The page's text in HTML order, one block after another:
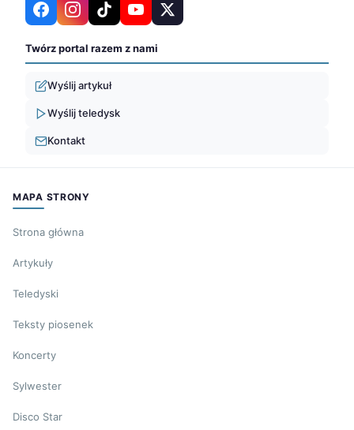
Twórz portal razem z nami
Wyślij artykuł
Wyślij teledysk
Kontakt
MAPA STRONY
Strona główna
Artykuły
Teledyski
Teksty piosenek
Koncerty
Sylwester
Disco Star